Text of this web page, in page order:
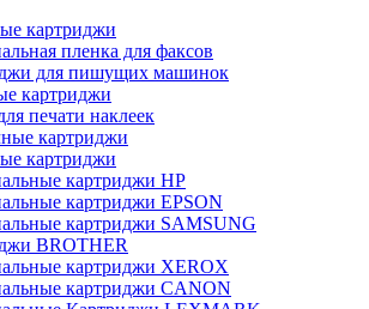
картриджи
пленка для факсов
для пишущих машинок
картриджи
печати наклеек
картриджи
картриджи
картриджи HP
картриджи EPSON
картриджи SAMSUNG
BROTHER
картриджи XEROX
картриджи CANON